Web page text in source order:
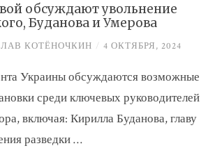
обсуждают увольнение
Буданова и Умерова
КОТЁНОЧКИН / 4 ОКТЯБРЯ, 2024
Украины обсуждаются возможные
среди ключевых руководителей
включая: Кирилла Буданова, главу
разведки …